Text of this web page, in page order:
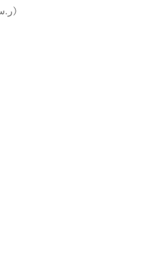
Arábia Saudita (SAR ر.س)